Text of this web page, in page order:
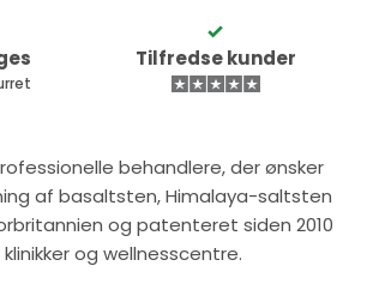
Tilfredse kunder
behandlere, der ønsker
af basaltsten, Himalaya-saltsten
og patenteret siden 2010
og wellnesscentre.